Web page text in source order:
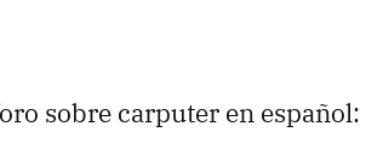
sobre carputer en español: